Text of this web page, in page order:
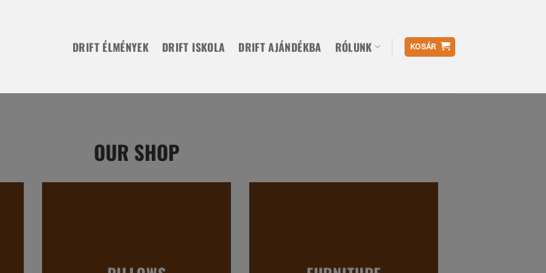
DRIFT ÉLMÉNYEK DRIFT ISKOLA DRIFT AJÁNDÉKBA RÓLUNK KOSÁR
OUR SHOP